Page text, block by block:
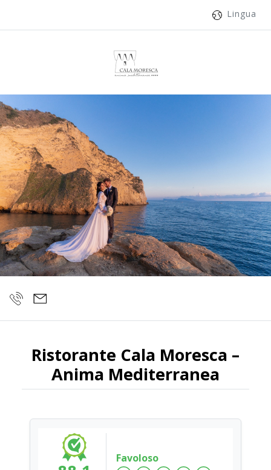
Lingua
Ristorante Cala Moresca –
Anima Mediterranea
Favoloso